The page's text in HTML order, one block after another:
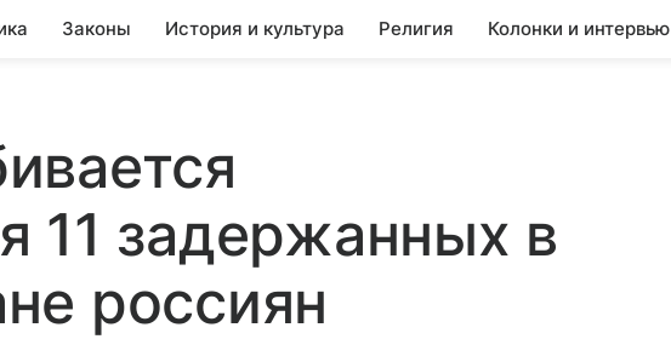
Законы История и культура Религия Колонки и интервью
11 задержанных в
россиян